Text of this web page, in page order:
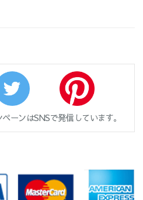
ーンはSNSで発信しています。